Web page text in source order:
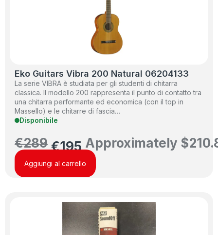
Eko Guitars Vibra 200 Natural 06204133
La serie VIBRA è studiata per gli studenti di chitarra
classica. Il modello 200 rappresenta il punto di contatto tra
una chitarra performante ed economica (con il top in
Massello) e le chitarre di fascia…
Disponibile
€289 €195 Approximately $
Aggiungi al carrello